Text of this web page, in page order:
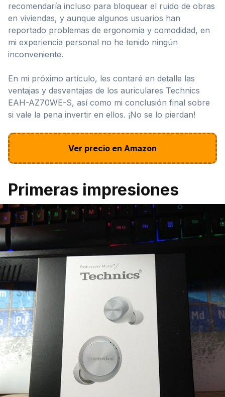
recomendaría incluso para bloquear el ruido de obras
en viviendas, y aunque algunos usuarios han
reportado problemas de ergonomía y comodidad, en
mi experiencia personal no he tenido ningún
inconveniente.
En mi próximo artículo, les contaré en detalle las
ventajas y desventajas de los auriculares Technics
EAH-AZ70WE-S, así como mi conclusión final sobre
si vale la pena invertir en ellos. ¡No se lo pierdan!
Ver precio en Amazon
Primeras impresiones